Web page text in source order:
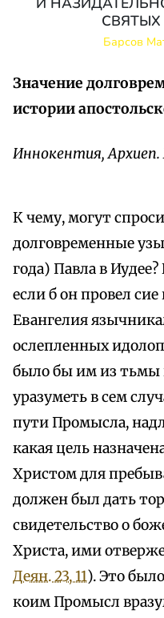
Барсов
Значение
истории
Иннокентия, Архиеп.
К чему, могут
долговременные
года) Павла в
если б он провел
Евангелия
ослепленных
было бы им из тьмы
уразуметь в сем
пути Промысла,
какая цель
Христом для
должен был дать
свидетельство о
Христа, ими
Деян. 23, 11). Это
коим Промысл